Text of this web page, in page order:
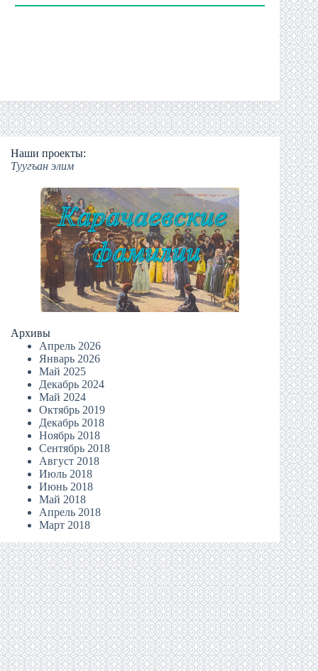
Наши проекты:
Туугъан элим
Архивы
Апрель 2026
Январь 2026
Май 2025
Декабрь 2024
Май 2024
Октябрь 2019
Декабрь 2018
Ноябрь 2018
Сентябрь 2018
Август 2018
Июль 2018
Июнь 2018
Май 2018
Апрель 2018
Март 2018